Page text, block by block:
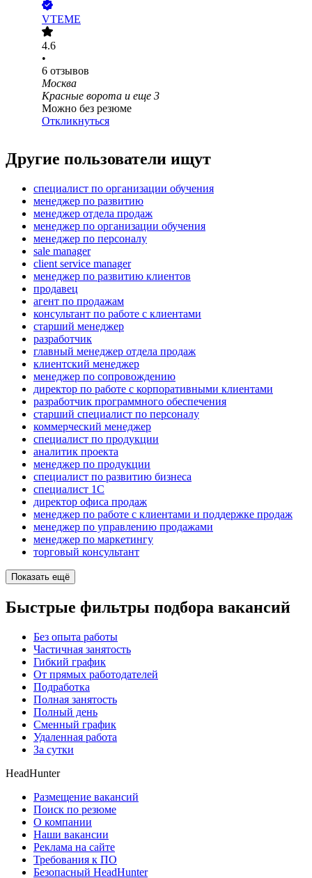
VTEME
4.6
•
6 отзывов
Москва
Красные ворота и еще 3
Можно без резюме
Откликнуться
Другие пользователи ищут
специалист по организации обучения
менеджер по развитию
менеджер отдела продаж
менеджер по организации обучения
менеджер по персоналу
sale manager
client service manager
менеджер по развитию клиентов
продавец
агент по продажам
консультант по работе с клиентами
старший менеджер
разработчик
главный менеджер отдела продаж
клиентский менеджер
менеджер по сопровождению
директор по работе с корпоративными клиентами
разработчик программного обеспечения
старший специалист по персоналу
коммерческий менеджер
специалист по продукции
аналитик проекта
менеджер по продукции
специалист по развитию бизнеса
специалист 1С
директор офиса продаж
менеджер по работе с клиентами и поддержке продаж
менеджер по управлению продажами
менеджер по маркетингу
торговый консультант
Показать ещё
Быстрые фильтры подбора вакансий
Без опыта работы
Частичная занятость
Гибкий график
От прямых работодателей
Подработка
Полная занятость
Полный день
Сменный график
Удаленная работа
За сутки
HeadHunter
Размещение вакансий
Поиск по резюме
О компании
Наши вакансии
Реклама на сайте
Требования к ПО
Безопасный HeadHunter